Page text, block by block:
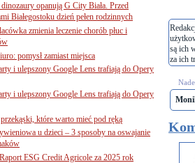
są ich
za ich
opanują G City Biała. Przed
Białegostoku dzień pełen rodzinnych
zmienia leczenie chorób płuc i
pomysł zamiast miejsca
i ulepszony Google Lens trafiają do Opery
i ulepszony Google Lens trafiają do Opery
które warto mieć pod ręką
u dzieci – 3 sposoby na oswajanie
ESG Credit Agricole za 2025 rok